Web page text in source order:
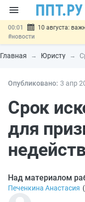
00:01
10 августа:
#новости
07.08 Подписан закон о
«Честный знак»#новости
07.08 Госпошлину за
07.08
отношений #новости
Главная Юристу
Опубликовано: 3 апр
Срок
для
Над материалом
Печенкина Анастасия (